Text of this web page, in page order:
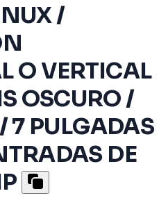
/
O VERTICAL
OSCURO /
7 PULGADAS
DE